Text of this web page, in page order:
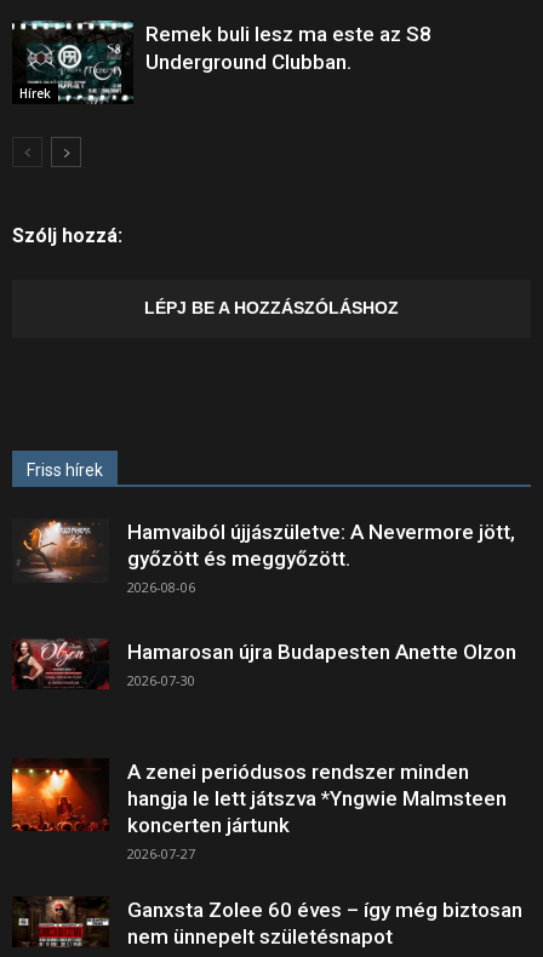
Hírek
Remek buli lesz ma este az S8
Underground Clubban.
Szólj hozzá:
LÉPJ BE A HOZZÁSZÓLÁSHOZ
Friss hírek
Hamvaiból újjászületve: A Nevermore jött,
győzött és meggyőzött.
2026-08-06
Hamarosan újra Budapesten Anette Olzon
2026-07-30
A zenei periódusos rendszer minden
hangja le lett játszva *Yngwie Malmsteen
koncerten jártunk
2026-07-27
Ganxsta Zolee 60 éves – így még biztosan
nem ünnepelt születésnapot